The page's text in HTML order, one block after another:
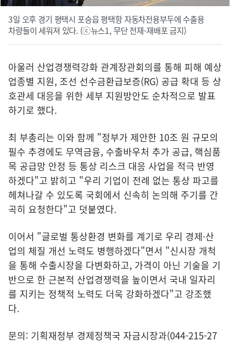
3일 오후 경기 평택시 포승읍 평택항 자동차전용부두에 수출용
차량들이 세워져 있다. (ⓒ뉴스1, 무단 전재-재배포 금지)
아울러 산업경쟁력강화 관계장관회의를 통해 피해 예상
업종별 지원, 조선 선수금환급보증(RG) 공급 확대 등 상
호관세 대응을 위한 세부 지원방안도 순차적으로 발표
하기로 했다.
최 부총리는 이와 함께 "정부가 제안한 10조 원 규모의
필수 추경에도 무역금융, 수출바우처 추가 공급, 핵심품
목 공급망 안정 등 통상 리스크 대응 사업을 적극 반영
하겠다"고 밝히고 "우리 기업이 전례 없는 통상 파고를
헤쳐나갈 수 있도록 국회에서 신속히 논의해 주기를 간
곡히 요청한다"고 덧붙였다.
이어서 "글로벌 통상환경 변화를 계기로 우리 경제·산
업의 체질 개선 노력도 병행하겠다"면서 "신시장 개척
을 통해 수출시장을 다변화하고, 가격이 아닌 기술을 기
반으로 한 근본적 산업경쟁력을 높이면서 국내 일자리
를 지키는 정책적 노력도 더욱 강화하겠다"고 강조했
다.
문의: 기획재정부 경제정책국 자금시장과(044-215-27